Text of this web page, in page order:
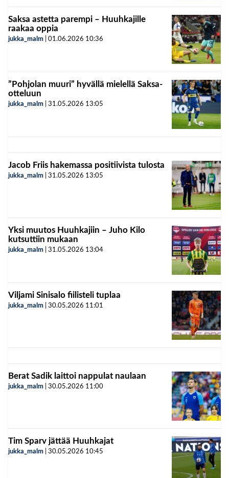
Saksa astetta parempi – Huuhkajille
raakaa oppia
jukka_malm 01.06.2026 10:36
”Pohjolan muuri” hyvällä mielellä Saksa-
otteluun
jukka_malm 31.05.2026 13:05
Jacob Friis hakemassa positiivista tulosta
jukka_malm 31.05.2026 13:05
Yksi muutos Huuhkajiin – Juho Kilo
kutsuttiin mukaan
jukka_malm 31.05.2026 13:04
Viljami Sinisalo fiilisteli tuplaa
jukka_malm 30.05.2026 11:01
Berat Sadik laittoi nappulat naulaan
jukka_malm 30.05.2026 11:00
Tim Sparv jättää Huuhkajat
jukka_malm 30.05.2026 10:45